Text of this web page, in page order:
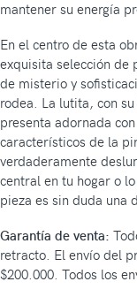
mantener su energía
En el centro de esta
exquisita selección
de misterio y
rodea. La lutita, con
presenta adornada
característicos de la
verdaderamente
central en tu hogar o
pieza es sin duda una
Garantía de venta:
retracto. El envío del
$200.000. Todos los